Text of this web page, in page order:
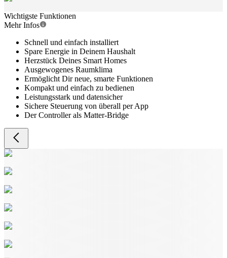
Wichtigste Funktionen
Mehr Infos
Schnell und einfach installiert
Spare Energie in Deinem Haushalt
Herzstück Deines Smart Homes
Ausgewogenes Raumklima
Ermöglicht Dir neue, smarte Funktionen
Kompakt und einfach zu bedienen
Leistungsstark und datensicher
Sichere Steuerung von überall per App
Der Controller als Matter-Bridge